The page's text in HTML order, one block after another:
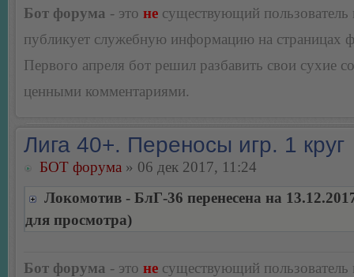
Бот форума - это не существующий пользователь
публикует служебную информацию на страницах
Первого апреля бот решил разбавить свои сухие
ценными комментариями.
Лига 40+. Переносы игр. 1 круг
БОТ форума » 06 дек 2017, 11:24
Локомотив - БлГ-36 перенесена на
для просмотра)
Бот форума - это не существующий пользователь